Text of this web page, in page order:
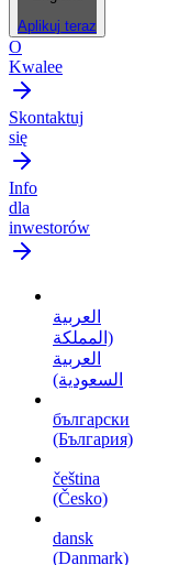
Aplikuj teraz
O
Kwalee
Skontaktuj
się
Info
dla
inwestorów
العربية
(المملكة
العربية
السعودية)
български
(България)
čeština
(Česko)
dansk
(Danmark)